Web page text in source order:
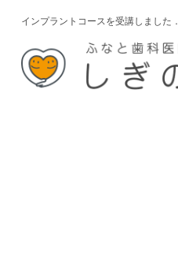
インプラントコースを受講しました．